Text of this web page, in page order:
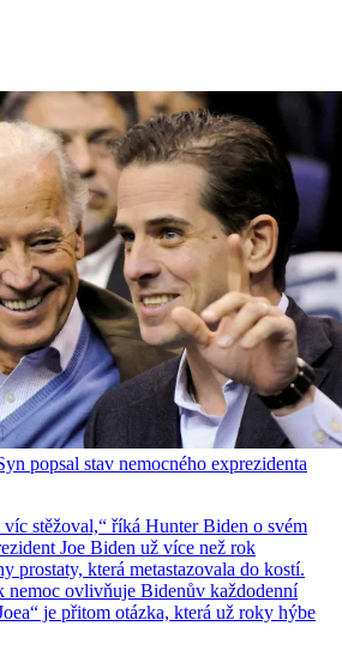
popsal stav nemocného exprezidenta
stěžoval,“ říká Hunter Biden o svém
Joe Biden už více než rok
prostaty, která metastazovala do kostí.
nemoc ovlivňuje Bidenův každodenní
je přitom otázka, která už roky hýbe